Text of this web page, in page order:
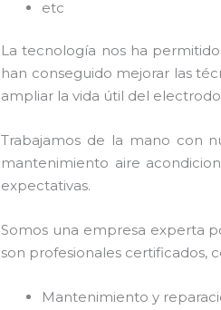
etc
La tecnología nos ha
han conseguido mejorar las
ampliar la vida útil del
Trabajamos de la mano con
mantenimiento aire
expectativas.
Somos una empresa experta
son profesionales certificados,
Mantenimiento y